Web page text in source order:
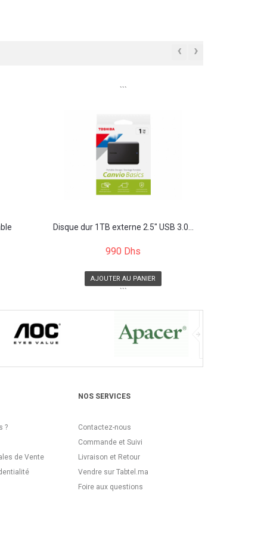
‹ ›
```
Disque dur 1TB externe 2.5" USB 3.0...
990 Dhs
AJOUTER AU PANIER
```
?
de Vente
NOS SERVICES
Contactez-nous
Commande et Suivi
Livraison et Retour
Vendre sur Tabtel.ma
Foire aux questions